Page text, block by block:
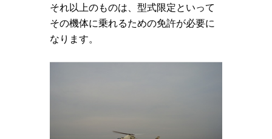
それ以上のものは、型式限定といって
その機体に乗れるための免許が必要に
なります。